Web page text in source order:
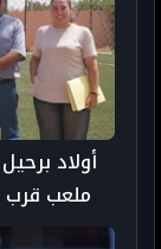
أولاد
ملعب قرب